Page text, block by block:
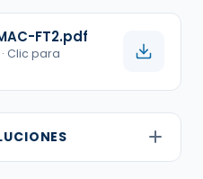
FT2.pdf
Clic para